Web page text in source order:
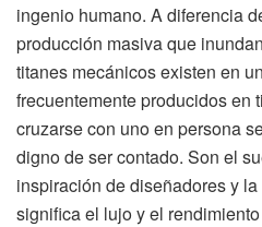
ingenio humano. A diferencia
producción masiva que
titanes mecánicos existen en
frecuentemente producidos en
cruzarse con uno en persona
digno de ser contado. Son el
inspiración de diseñadores y
significa el lujo y el